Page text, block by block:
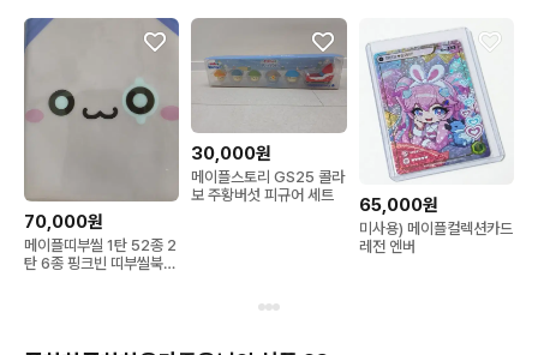
70,000원
메이플띠부씰 1탄 52종 2
탄 6종 핑크빈 띠부씰북
30,000원
메이플스토리 GS25 콜라
보 주황버섯 피규어 세트
65,000원
미사용) 메이플컬렉션카드
레전 엔버